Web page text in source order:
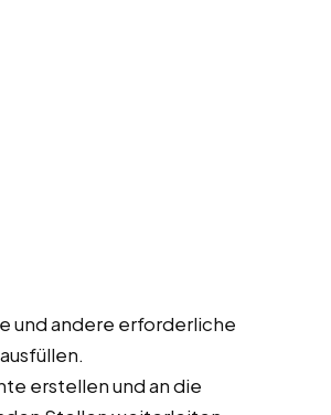
und andere erforderliche
erstellen und an die